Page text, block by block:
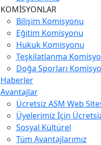
KOMİSYONLAR
Bilişim Komisyonu
Eğitim Komisyonu
Hukuk Komisyonu
Teşkilatlanma
Doğa Sporları
Haberler
Avantajlar
Ücretsiz ASM Web
Üyelerimiz İçin
Sosyal Kültürel
Tüm Avantajlarımız